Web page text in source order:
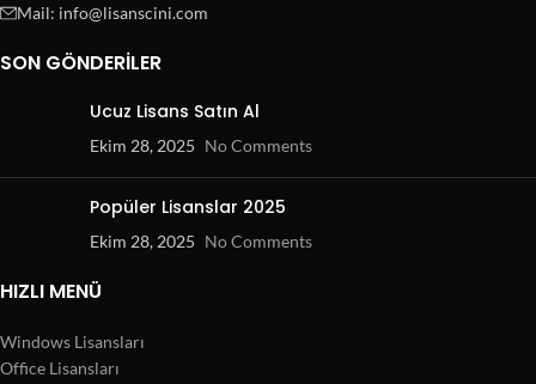
Mail: info@lisanscini.com
SON GÖNDERILER
Ucuz Lisans Satın Al
Ekim 28, 2025 No Comments
Popüler Lisanslar 2025
Ekim 28, 2025 No Comments
HIZLI MENÜ
Windows Lisansları
Office Lisansları